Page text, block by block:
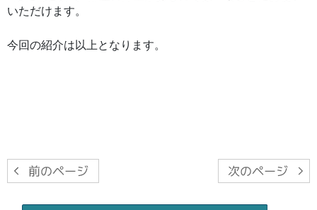
いただけます。
今回の紹介は以上となります。